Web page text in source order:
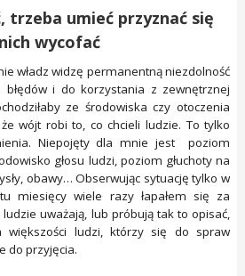
trzeba umieć przyznać się
wycofać
władz widzę permanentną niezdolność
i do korzystania z zewnętrznej
ze środowiska czy otoczenia
wójt robi to, co chcieli ludzie. To tylko
Niepojęty dla mnie jest poziom
głosu ludzi, poziom głuchoty na
obawy… Obserwując sytuację tylko w
miesięcy wiele razy łapałem się za
ludzie uważają, lub próbują tak to opisać,
ludzi, którzy się do spraw
do przyjęcia.